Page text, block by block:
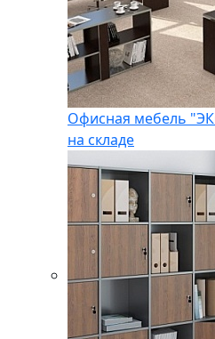
Офисная мебель
на складе